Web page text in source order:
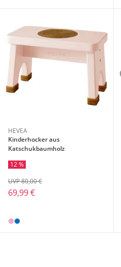
HEVEA
Kinderhocker aus
Katschukbaumholz
12 %
69,99 €
UVP 80,00 €